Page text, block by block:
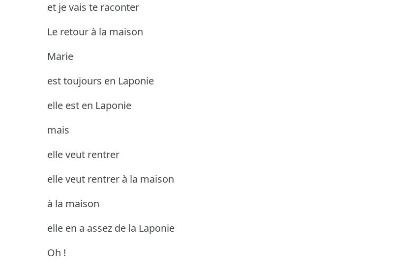
et je vais te raconter
Le retour à la maison
Marie
est toujours en Laponie
elle est en Laponie
mais
elle veut rentrer
elle veut rentrer à la maison
à la maison
elle en a assez de la Laponie
Oh !